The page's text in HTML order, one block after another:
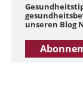
unseren Blog